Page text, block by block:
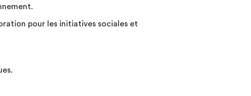
pour les initiatives sociales et